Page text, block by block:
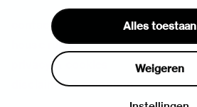
Alles toestaan
Weigeren
contact
house rules
privacy & cookies
disclaimer & colophon